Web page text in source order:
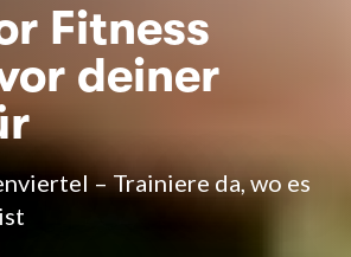
Fitness
deiner
– Trainiere da, wo es